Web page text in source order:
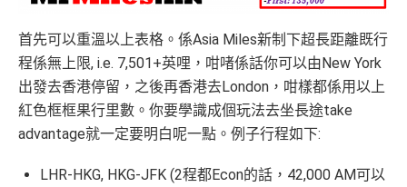
首先可以重溫以上表格。係Asia Miles新制下超長距離既行
程係無上限, i.e. 7,501+英哩，咁啫係話你可以由New York
出發去香港停留，之後再香港去London，咁樣都係用以上
紅色框框果行里數。你要學識成個玩法去坐長途take
advantage就一定要明白呢一點。例子行程如下:
LHR-HKG, HKG-JFK (2程都Econ的話，42,000 AM可以